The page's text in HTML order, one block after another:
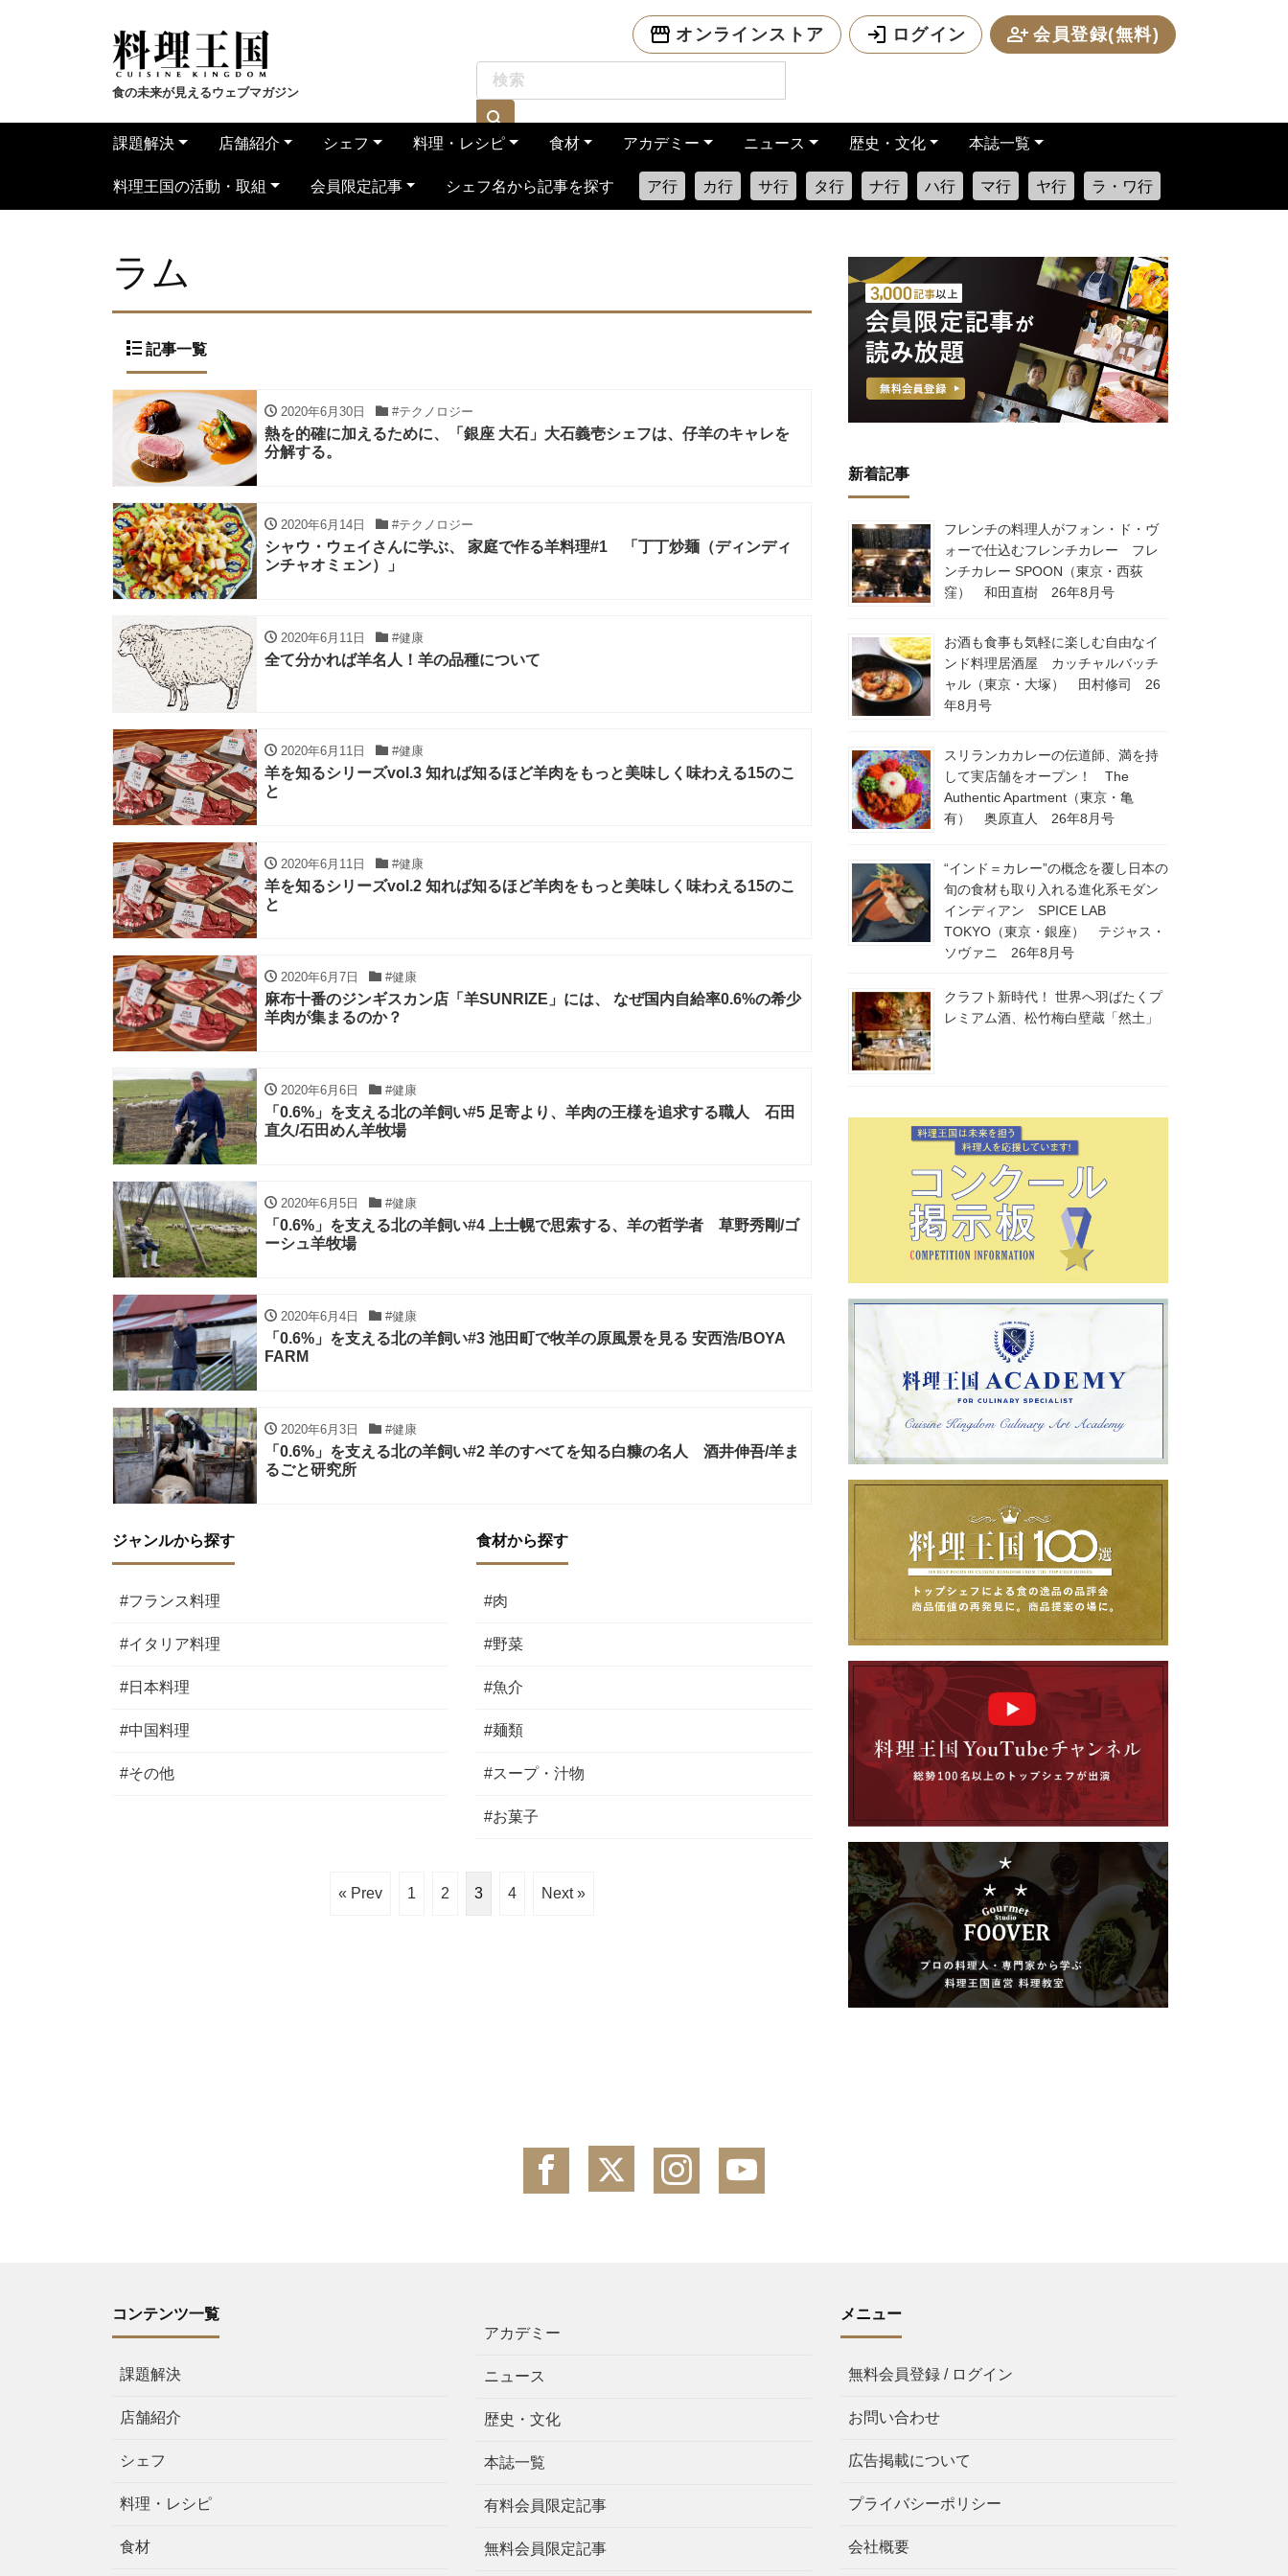
食の未来が見えるウェブマガジン
オンラインストア ログイン 会員登録(無料)
課題解決 店舗紹介 シェフ 料理・レシピ 食材 アカデミー ニュース 歴史・文化 本誌一覧
料理王国の活動・取組 会員限定記事 シェフ名から記事を探す ア行 カ行 サ行 タ行 ナ行 ハ行 マ行 ヤ行 ラ・ワ行
ラム
記事一覧
2020年6月30日 #テクノロジー
熱を的確に加えるために、「銀座 大石」大石義壱シェフは、仔羊のキャレを
分解する。
2020年6月14日 #テクノロジー
シャウ・ウェイさんに学ぶ、 家庭で作る羊料理#1 「丁丁炒麺（ディンディ
ンチャオミェン）」
2020年6月11日 #健康
全て分かれば羊名人！羊の品種について
2020年6月11日 #健康
羊を知るシリーズvol.3 知れば知るほど羊肉をもっと美味しく味わえる15のこ
と
2020年6月11日 #健康
羊を知るシリーズvol.2 知れば知るほど羊肉をもっと美味しく味わえる15のこ
と
2020年6月7日 #健康
麻布十番のジンギスカン店「羊SUNRIZE」には、 なぜ国内自給率0.6%の希少
羊肉が集まるのか？
2020年6月6日 #健康
「0.6%」を支える北の羊飼い#5 足寄より、羊肉の王様を追求する職人 石田
直久/石田めん羊牧場
2020年6月5日 #健康
「0.6%」を支える北の羊飼い#4 上士幌で思索する、羊の哲学者 草野秀剛/ゴ
ーシュ羊牧場
2020年6月4日 #健康
「0.6%」を支える北の羊飼い#3 池田町で牧羊の原風景を見る 安西浩/BOYA
FARM
2020年6月3日 #健康
「0.6%」を支える北の羊飼い#2 羊のすべてを知る白糠の名人 酒井伸吾/羊ま
るごと研究所
ジャンルから探す
#フランス料理
#イタリア料理
#日本料理
#中国料理
#その他
食材から探す
#肉
#野菜
#魚介
#麺類
#スープ・汁物
#お菓子
« Prev 1 2 3 4 Next »
新着記事
フレンチの料理人がフォン・ド・ヴ
ォーで仕込むフレンチカレー フレ
ンチカレー SPOON（東京・西荻
窪） 和田直樹 26年8月号
お酒も食事も気軽に楽しむ自由なイ
ンド料理居酒屋 カッチャルバッチ
ャル（東京・大塚） 田村修司 26
年8月号
スリランカカレーの伝道師、満を持
して実店舗をオープン！ The
Authentic Apartment（東京・亀
有） 奥原直人 26年8月号
“インド＝カレー”の概念を覆し日本の
旬の食材も取り入れる進化系モダン
インディアン SPICE LAB
TOKYO（東京・銀座） テジャス・
ソヴァニ 26年8月号
クラフト新時代！ 世界へ羽ばたくプ
レミアム酒、松竹梅白壁蔵「然土」
コンテンツ一覧
課題解決
店舗紹介
シェフ
料理・レシピ
食材
アカデミー
ニュース
歴史・文化
本誌一覧
有料会員限定記事
無料会員限定記事
メニュー
無料会員登録 / ログイン
お問い合わせ
広告掲載について
プライバシーポリシー
会社概要